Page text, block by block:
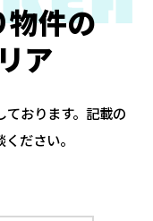
物件の
ア
おります。記載の
ださい。